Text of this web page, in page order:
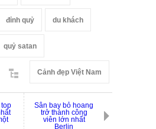
đỉnh quỷ du khách
quỷ satan
Cảnh đẹp Việt Nam
Sân bay bỏ hoang
trở thành công
viên lớn nhất
Berlin